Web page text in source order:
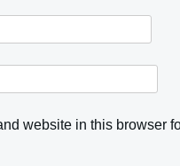
website in this browser